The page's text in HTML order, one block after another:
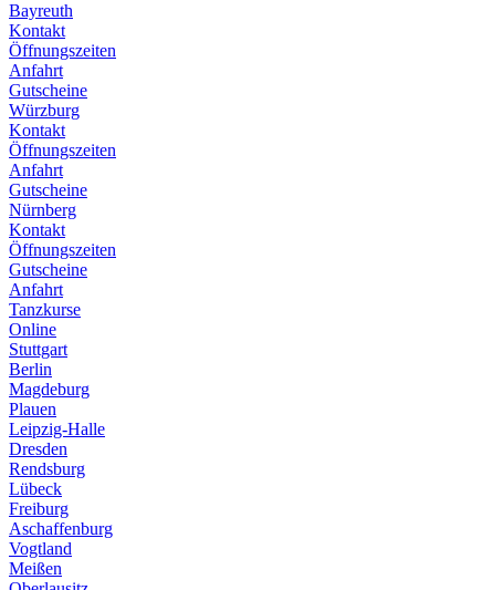
Bayreuth
Kontakt
Öffnungszeiten
Anfahrt
Gutscheine
Würzburg
Kontakt
Öffnungszeiten
Anfahrt
Gutscheine
Nürnberg
Kontakt
Öffnungszeiten
Gutscheine
Anfahrt
Tanzkurse
Online
Stuttgart
Berlin
Magdeburg
Plauen
Leipzig-Halle
Dresden
Rendsburg
Lübeck
Freiburg
Aschaffenburg
Vogtland
Meißen